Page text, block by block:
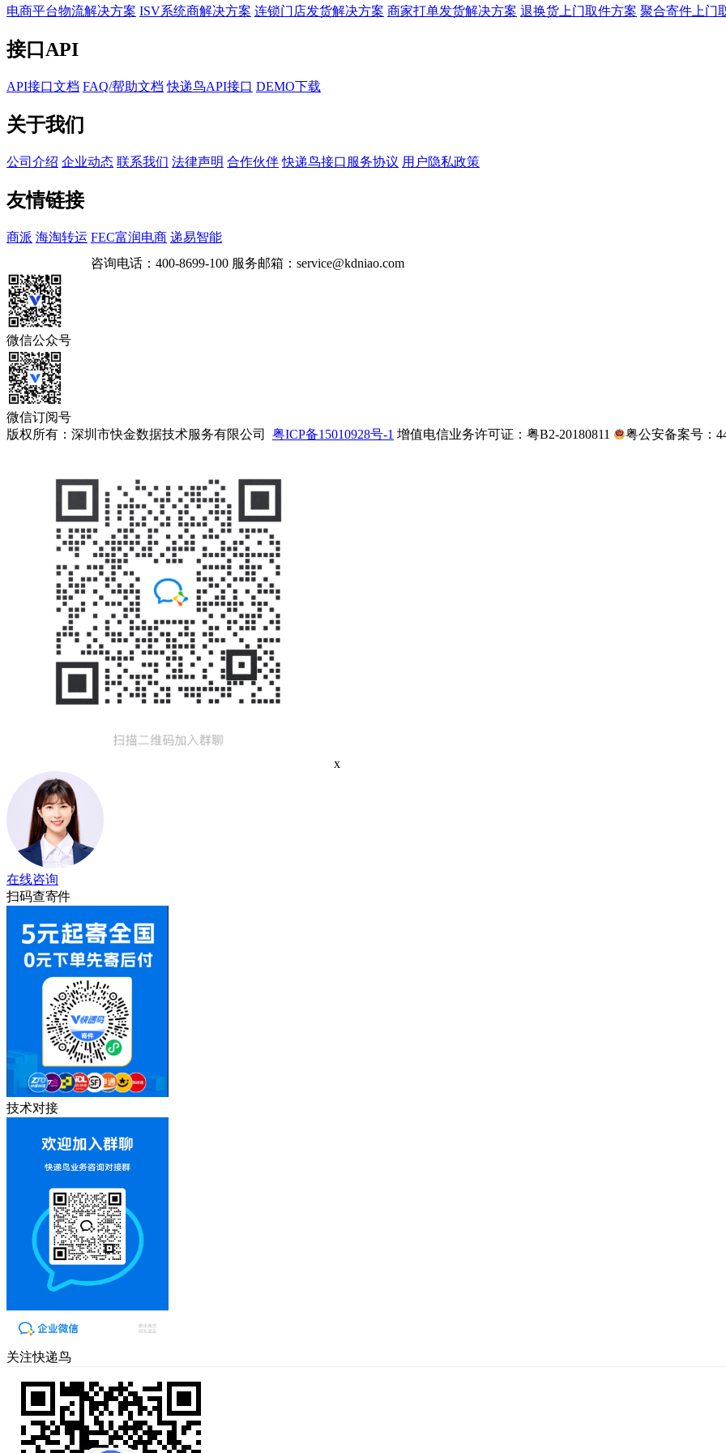
电商平台物流解决方案 ISV系统商解决方案 连锁门店发货解决方案 商家打单发货解决方案 退换货上门取件方案 聚合寄件上门
接口API
API接口文档 FAQ/帮助文档 快递鸟API接口 DEMO下载
关于我们
公司介绍 企业动态 联系我们 法律声明 合作伙伴 快递鸟接口服务协议 用户隐私政策
友情链接
商派 海淘转运 FEC富润电商 递易智能
咨询电话： 400-8699-100 服务邮箱： service@kdniao.com
微信公众号
微信订阅号
版权所有：深圳市快金数据技术服务有限公司 粤ICP备15010928号-1 增值电信业务许可证：粤B2-20180811 粤公安备案号：
x
在线咨询
扫码查寄件
技术对接
关注快递鸟